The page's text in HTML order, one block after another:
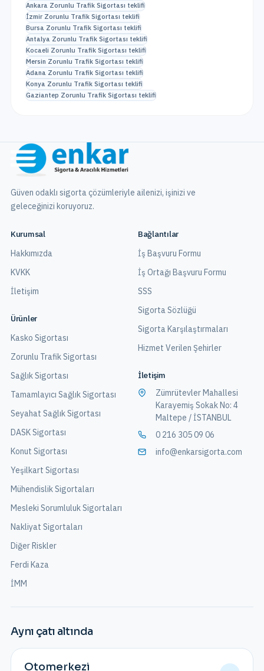
Ankara Zorunlu Trafik Sigortası teklifi
İzmir Zorunlu Trafik Sigortası teklifi
Bursa Zorunlu Trafik Sigortası teklifi
Antalya Zorunlu Trafik Sigortası teklifi
Kocaeli Zorunlu Trafik Sigortası teklifi
Mersin Zorunlu Trafik Sigortası teklifi
Adana Zorunlu Trafik Sigortası teklifi
Konya Zorunlu Trafik Sigortası teklifi
Gaziantep Zorunlu Trafik Sigortası teklifi
Güven odaklı sigorta çözümleriyle ailenizi, işinizi ve
geleceğinizi koruyoruz.
Kurumsal
Hakkımızda
KVKK
İletişim
Ürünler
Kasko Sigortası
Zorunlu Trafik Sigortası
Sağlık Sigortası
Tamamlayıcı Sağlık Sigortası
Seyahat Sağlık Sigortası
DASK Sigortası
Konut Sigortası
Yeşilkart Sigortası
Mühendislik Sigortaları
Mesleki Sorumluluk Sigortaları
Nakliyat Sigortaları
Diğer Riskler
Ferdi Kaza
İMM
Bağlantılar
İş Başvuru Formu
İş Ortağı Başvuru Formu
SSS
Sigorta Sözlüğü
Sigorta Karşılaştırmaları
Hizmet Verilen Şehirler
İletişim
Zümrütevler Mahallesi
Karayemiş Sokak No: 4
Maltepe / İSTANBUL
0 216 305 09 06
info@enkarsigorta.com
Aynı çatı altında
Otomerkezi